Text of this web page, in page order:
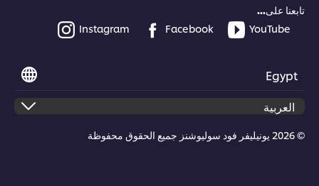
تابعنا على...
YouTube
Facebook
Instagram
Egypt